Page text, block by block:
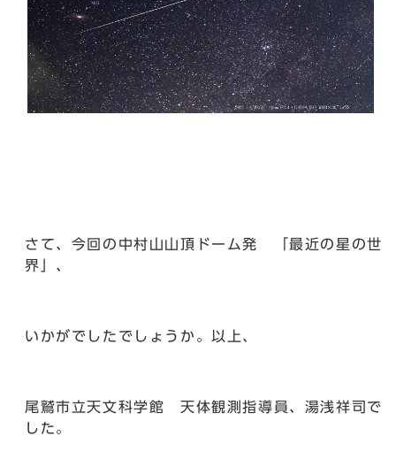
さて、今回の中村山山頂ドーム発 「最近の星の世
界」、
いかがでしたでしょうか。以上、
尾鷲市立天文科学館 天体観測指導員、湯浅祥司で
した。